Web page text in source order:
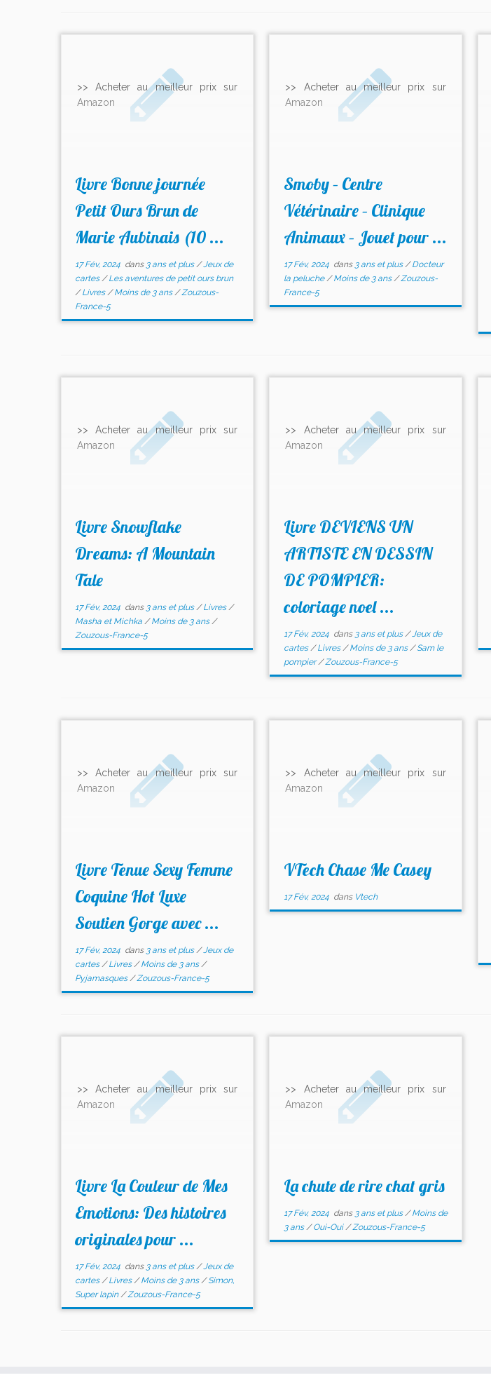
>> Acheter au meilleur prix sur
Amazon
Livre Bonne journée
Petit Ours Brun de
Marie Aubinais (10 ...
17 Fév, 2024 dans 3 ans et plus/Jeux de
cartes/Les aventures de petit ours brun
/Livres/Moins de 3 ans/Zouzous-
France-5
>> Acheter au meilleur prix sur
Amazon
Smoby – Centre
Vétérinaire – Clinique
Animaux – Jouet pour ...
17 Fév, 2024dans 3 ans et plus/Docteur
la peluche/Moins de 3 ans/Zouzous-
France-5
>> Acheter au meilleur prix sur
Amazon
Livre Snowflake
Dreams: A Mountain
Tale
17 Fév, 2024 dans 3 ans et plus/Livres/
Masha et Michka/Moins de 3 ans/
Zouzous-France-5
>> Acheter au meilleur prix sur
Amazon
Livre DEVIENS UN
ARTISTE EN DESSIN
DE POMPIER:
coloriage noel ...
17 Fév, 2024dans 3 ans et plus/Jeux de
cartes/Livres/Moins de 3 ans/Sam le
pompier/Zouzous-France-5
>> Acheter au meilleur prix sur
Amazon
Livre Tenue Sexy Femme
Coquine Hot Luxe
Soutien Gorge avec ...
17 Fév, 2024 dans 3 ans et plus/Jeux de
cartes/Livres/Moins de 3 ans/
Pyjamasques/Zouzous-France-5
>> Acheter au meilleur prix sur
Amazon
VTech Chase Me Casey
17 Fév, 2024dans Vtech
>> Acheter au meilleur prix sur
Amazon
Livre La Couleur de Mes
Emotions: Des histoires
originales pour ...
17 Fév, 2024 dans 3 ans et plus/Jeux de
cartes/Livres/Moins de 3 ans/Simon,
Super lapin/Zouzous-France-5
>> Acheter au meilleur prix sur
Amazon
La chute de rire chat gris
17 Fév, 2024dans 3 ans et plus/Moins de
3 ans/Oui-Oui/Zouzous-France-5